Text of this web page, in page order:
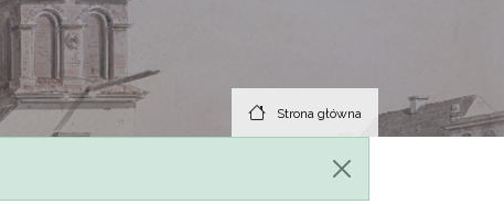
Strona główna